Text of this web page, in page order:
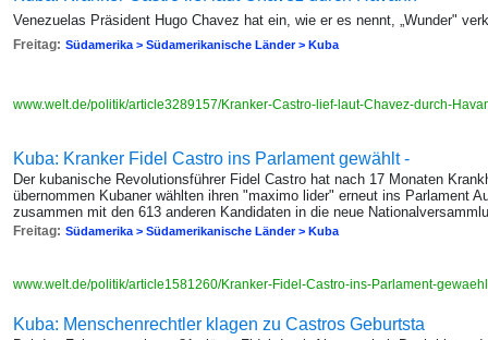
Venezuelas Präsident Hugo Chavez hat ein, wie er es nennt, „Wunder"
Freitag: Südamerika > Südamerikanische Länder > Kuba
www.welt.de/politik/article3289157/Kranker-Castro-lief-laut-Chavez-durch-
Kuba: Kranker Fidel Castro ins Parlament gewählt -
Der kubanische Revolutionsführer Fidel Castro hat nach 17 Monaten
übernommen Kubaner wählten ihren "maximo lider" erneut ins Parlament
zusammen mit den 613 anderen Kandidaten in die neue
Freitag: Südamerika > Südamerikanische Länder > Kuba
www.welt.de/politik/article1581260/Kranker-Fidel-Castro-ins-Parlament-
Kuba: Menschenrechtler klagen zu Castros Geburtsta